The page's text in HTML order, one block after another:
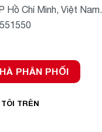
Hồ Chí Minh, Việt Nam.
PHÂN PHỐI
TRÊN